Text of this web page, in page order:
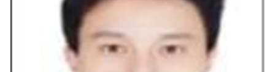
成功案例
情感挽回